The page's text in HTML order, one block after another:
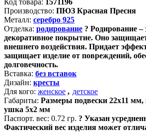
Код товара: 1571196
Производство: ПЮЗ Красная Пресня
Металл: серебро 925
Отделка: родирование ? Родирование –
декоративное покрытие. Оно
внешнего воздействия. Придает
защищает изделие от повреждений,
долговечность.
Вставка: без вставок
Дизайн: кресты
Для кого: женское , детское
Габариты: Размеры подвески 22х11 мм,
ушка 5х2 мм
Паспорт. вес: 0.72 гр. ? Указан
Фактический вес изделия может